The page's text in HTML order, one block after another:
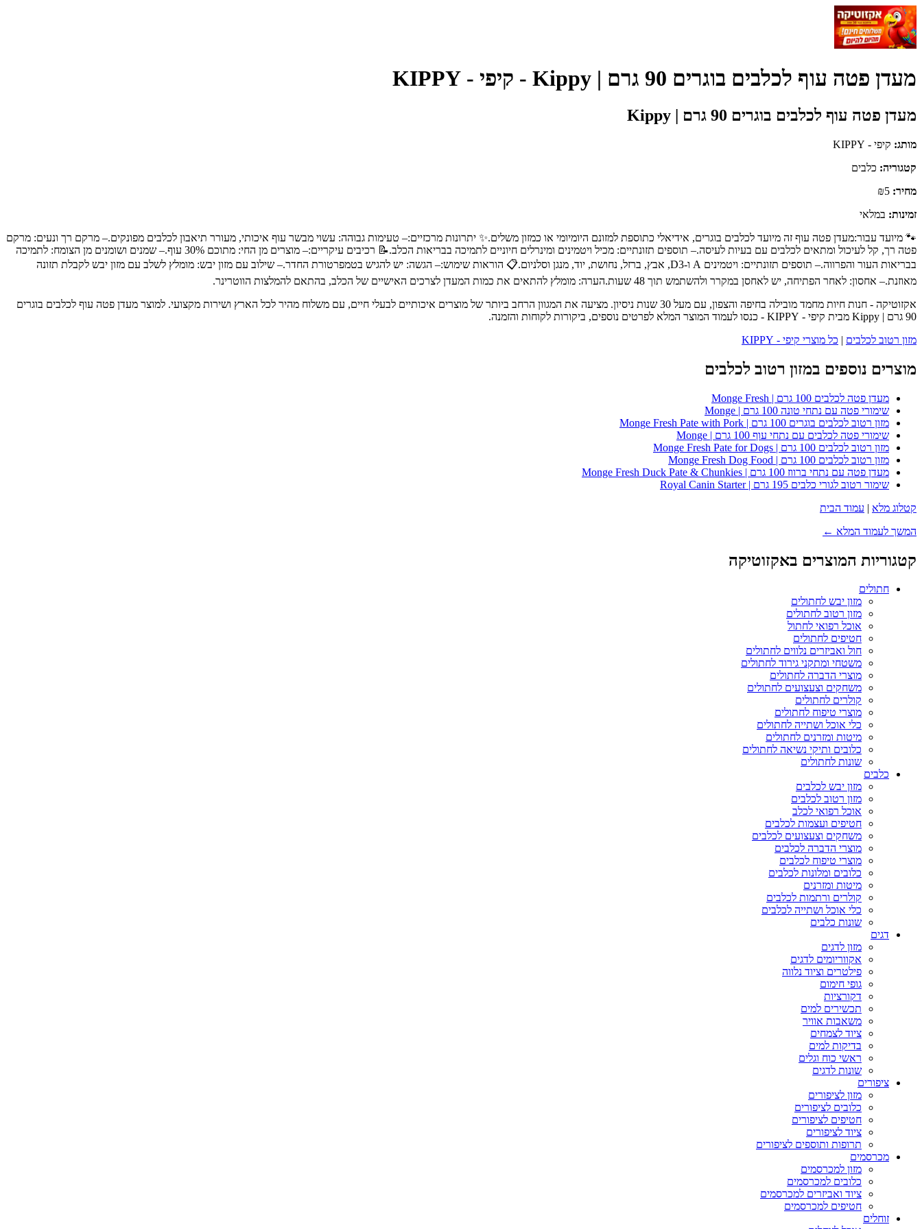
מעדן פטה עוף לכלבים בוגרים 90 גרם | Kippy - קיפי - KIPPY
מעדן פטה עוף לכלבים בוגרים 90 גרם | Kippy
מותג: קיפי - KIPPY
קטגוריה: כלבים
מחיר:
זמינות: במלאי
🐾 מיועד עבור:מעדן פטה עוף זה מיועד לכלבים בוגרים, אידיאלי כתוספת למזונם היומיומי או כמזון משלים.✨ יתרונות מרכזיים:– טעימות גבוהה: עשוי מבשר עוף איכותי, מעורר תיאבון לכלבים מפונקים.– מרקם רך ונעים: מרקם
פטה רך, קל לעיכול ומתאים לכלבים עם בעיות לעיסה.– תוספים תזונתיים: מכיל ויטמינים ומינרלים חיוניים לתמיכה בבריאות הכלב.📝 רכיבים עיקריים:– מוצרים מן החי: מתוכם 30% עוף.– שמנים ושומנים מן הצומח: לתמיכה
בבריאות העור והפרווה.– תוספים תזונתיים: ויטמינים A ו-D3, אבץ, ברזל, נחושת, יוד, מנגן וסלניום.📋 הוראות שימוש:– הגשה: יש להגיש בטמפרטורת החדר.– שילוב עם מזון יבש: מומלץ לשלב עם מזון יבש לקבלת תזונה
מאוזנת.– אחסון: לאחר הפתיחה, יש לאחסן במקרר ולהשתמש תוך 48 שעות.הערה: מומלץ להתאים את כמות המעדן לצרכים האישיים של הכלב, בהתאם להמלצות הווטרינר.
אקזוטיקה - חנות חיות מחמד מובילה בחיפה והצפון, עם מעל 30 שנות ניסיון. מציעה את המגוון הרחב ביותר של מוצרים איכותיים לבעלי חיים, עם משלוח מהיר לכל הארץ ושירות מקצועי. למוצר מעדן פטה עוף לכלבים בוגרים
90 גרם | Kippy מבית קיפי - KIPPY - כנסו לעמוד המוצר המלא לפרטים נוספים, ביקורות לקוחות והזמנה.
מזון רטוב לכלבים | כל מוצרי קיפי - KIPPY
מוצרים נוספים במזון רטוב לכלבים
מעדן פטה לכלבים 100 גרם | Monge Fresh
שימורי פטה עם נתחי טונה 100 גרם | Monge
מזון רטוב לכלבים בוגרים 100 גרם | Monge Fresh Pate with Pork
שימורי פטה לכלבים עם נתחי עוף 100 גרם | Monge
מזון רטוב לכלבים 100 גרם | Monge Fresh Pate for Dogs
מזון רטוב לכלבים 100 גרם | Monge Fresh Dog Food
מעדן פטה עם נתחי ברווז 100 גרם | Monge Fresh Duck Pate & Chunkies
שימור רטוב לגורי כלבים 195 גרם | Royal Canin Starter
קטלוג מלא | עמוד הבית
המשך לעמוד המלא ←
קטגוריות המוצרים באקזוטיקה
חתולים
מזון יבש לחתולים
מזון רטוב לחתולים
אוכל רפואי לחתול
חטיפים לחתולים
חול ואביזרים נלווים לחתולים
משטחי ומתקני גירוד לחתולים
מוצרי הדברה לחתולים
משחקים וצעצועים לחתולים
קולרים לחתולים
מוצרי טיפוח לחתולים
כלי אוכל ושתייה לחתולים
מיטות ומזרנים לחתולים
כלובים ותיקי נשיאה לחתולים
שונות לחתולים
כלבים
מזון יבש לכלבים
מזון רטוב לכלבים
אוכל רפואי לכלב
חטיפים ועצמות לכלבים
משחקים וצעצועים לכלבים
מוצרי הדברה לכלבים
מוצרי טיפוח לכלבים
כלובים ומלונות לכלבים
מיטות ומזרנים
קולרים ורתמות לכלבים
כלי אוכל ושתייה לכלבים
שונות כלבים
דגים
מזון לדגים
אקווריומים לדגים
פילטרים וציוד נלווה
גופי חימום
דקורציות
תכשירים למים
משאבות אוויר
ציוד לצמחים
בדיקות למים
ראשי כוח וגלים
שונות לדגים
ציפורים
מזון לציפורים
כלובים לציפורים
חטיפים לציפורים
ציוד לציפורים
תרופות ותוספים לציפורים
מכרסמים
מזון למכרסמים
כלובים למכרסמים
ציוד ואביזרים למכרסמים
חטיפים למכרסמים
זוחלים